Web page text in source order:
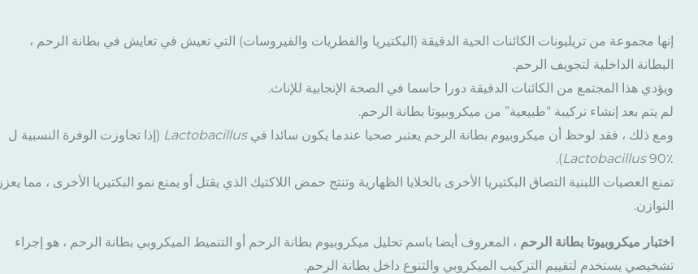
إنها مجموعة من تريليونات الكائنات الحية الدقيقة (البكتيريا والفطريات والفيروسات) التي تعيش في تعايش في بطانة الرحم ،
البطانة الداخلية لتجويف الرحم.
ويؤدي هذا المجتمع من الكائنات الدقيقة دورا حاسما في الصحة الإنجابية للإناث.
لم يتم بعد إنشاء تركيبة “طبيعية” من ميكروبيوتا بطانة الرحم.
ومع ذلك ، فقد لوحظ أن ميكروبيوم بطانة الرحم يعتبر صحيا عندما يكون سائدا فيLactobacillus (إذا تجاوزت الوفرة النسبية ل
Lactobacillus90٪).
تمنع العصيات اللبنية التصاق البكتيريا الأخرى بالخلايا الظهارية وتنتج حمض اللاكتيك الذي يقتل أو يمنع نمو البكتيريا الأخرى ، مما يعزز
التوازن.
اختبار ميكروبيوتا بطانة الرحم ، المعروف أيضا باسم تحليل ميكروبيوم بطانة الرحم أو التنميط الميكروبي بطانة الرحم ، هو إجراء
تشخيصي يستخدم لتقييم التركيب الميكروبي والتنوع داخل بطانة الرحم.